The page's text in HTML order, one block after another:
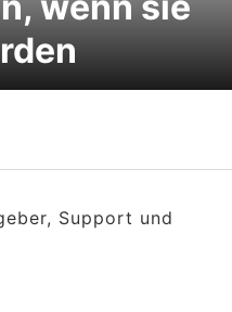
Support und